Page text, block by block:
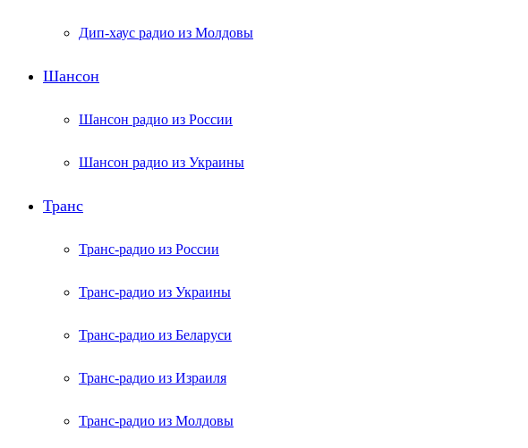
Дип-хаус радио из Молдовы
Шансон
Шансон радио из России
Шансон радио из Украины
Транс
Транс-радио из России
Транс-радио из Украины
Транс-радио из Беларуси
Транс-радио из Израиля
Транс-радио из Молдовы